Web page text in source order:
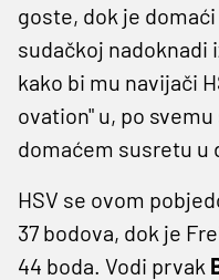
goste, dok je
sudačkoj nadoknadi
kako bi mu navijači
ovation" u, po
domaćem susretu u
HSV se ovom
37 bodova, dok je
44 boda. Vodi prvak